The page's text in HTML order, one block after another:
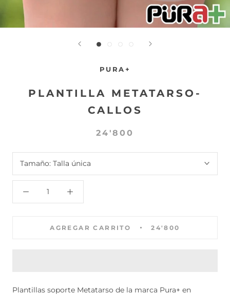
PURA+
PLANTILLA METATARSO-
CALLOS
24'800
Tamaño: Talla única
AGREGAR CARRITO 24'800
Plantillas soporte Metatarso de la marca Pura+ en